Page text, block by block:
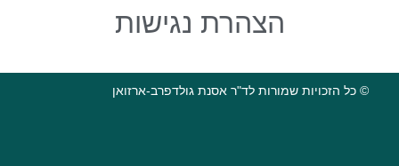
הצהרת נגישות
© כל הזכויות שמורות לד"ר אסנת גולדפרב-ארזואן